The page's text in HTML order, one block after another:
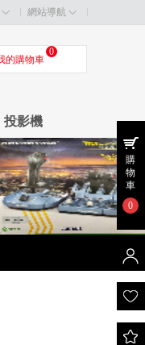
網站導航
的購物車
0
投影機
購
物
車
0